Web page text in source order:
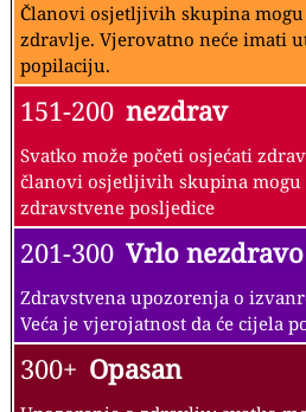
Članovi osjetljivih skupina
zdravlje. Vjerovatno neće imati
popilaciju.
151-200 nezdrav
Svatko može početi osjećati
članovi osjetljivih skupina
zdravstvene posljedice
201-300 Vrlo nezdravo
Zdravstvena upozorenja o
Veća je vjerojatnost da će cijela
300+ Opasan